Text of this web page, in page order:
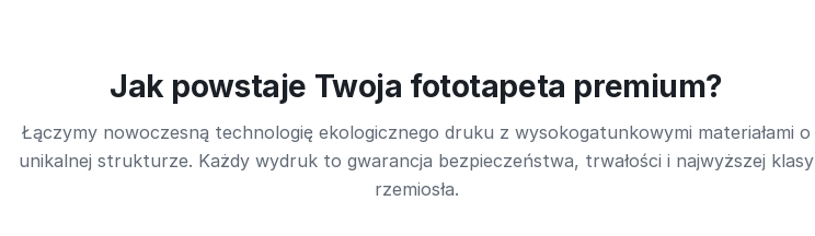
Jak powstaje Twoja fototapeta premium?
Łączymy nowoczesną technologię ekologicznego druku z wysokogatunkowymi materiałami o
unikalnej strukturze. Każdy wydruk to gwarancja bezpieczeństwa, trwałości i najwyższej klasy
rzemiosła.